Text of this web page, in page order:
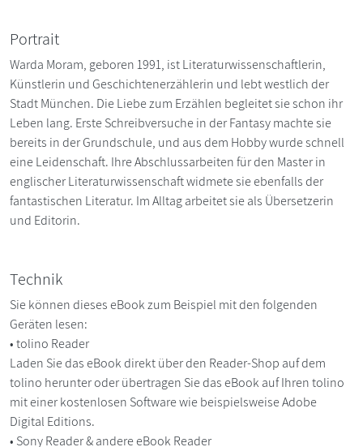
Portrait
Warda Moram, geboren 1991, ist Literaturwissenschaftlerin,
Künstlerin und Geschichtenerzählerin und lebt westlich der
Stadt München. Die Liebe zum Erzählen begleitet sie schon ihr
Leben lang. Erste Schreibversuche in der Fantasy machte sie
bereits in der Grundschule, und aus dem Hobby wurde schnell
eine Leidenschaft. Ihre Abschlussarbeiten für den Master in
englischer Literaturwissenschaft widmete sie ebenfalls der
fantastischen Literatur. Im Alltag arbeitet sie als Übersetzerin
und Editorin.
Technik
Sie können dieses eBook zum Beispiel mit den folgenden
Geräten lesen:
• tolino Reader
Laden Sie das eBook direkt über den Reader-Shop auf dem
tolino herunter oder übertragen Sie das eBook auf Ihren tolino
mit einer kostenlosen Software wie beispielsweise Adobe
Digital Editions.
• Sony Reader & andere eBook Reader